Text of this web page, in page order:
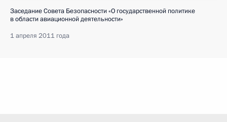
Заседание Совета Безопасности «О государственной политике
в области авиационной деятельности»
1 апреля 2011 года